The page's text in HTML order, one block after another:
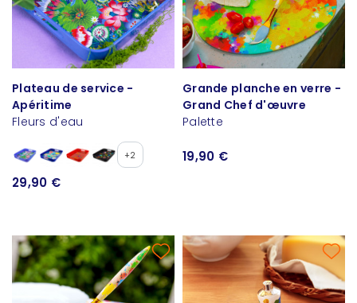
Plateau de service -
Apéritime
Fleurs d'eau
+2
29,90 €
Grande planche en verre -
Grand Chef d'œuvre
Palette
19,90 €